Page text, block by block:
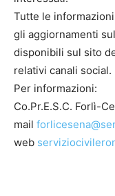
Tutte le
gli aggiornamenti
disponibili sul sito
relativi canali social.
Per informazioni:
Co.Pr.E.S.C. Forlì-
mail
web